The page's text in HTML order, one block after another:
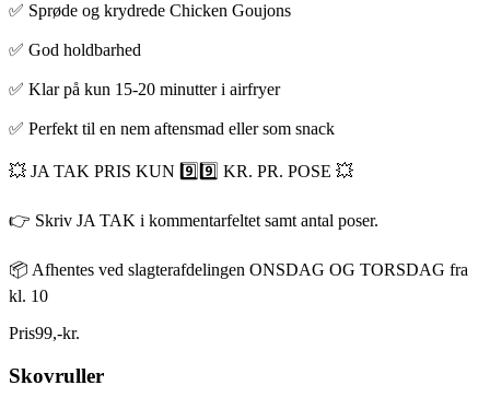
✅ Sprøde og krydrede Chicken Goujons
✅ God holdbarhed
✅ Klar på kun 15-20 minutter i airfryer
✅ Perfekt til en nem aftensmad eller som snack
💥 JA TAK PRIS KUN 9️⃣9️⃣ KR. PR. POSE 💥
👉 Skriv JA TAK i kommentarfeltet samt antal poser.
📦 Afhentes ved slagterafdelingen ONSDAG OG TORSDAG fra
kl. 10
Pris99,-kr.
Skovruller